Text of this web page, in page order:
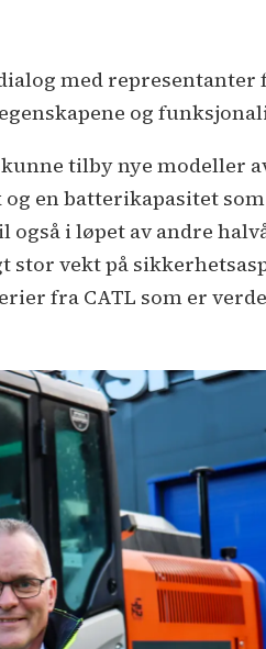
med
og
tilby nye modeller
en batterikapasitet
i løpet av andre
stor vekt på
fra CATL som er